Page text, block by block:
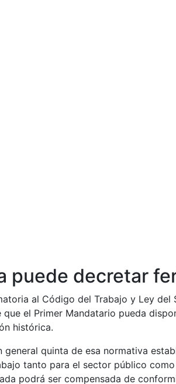
puede decretar
al Código del Trabajo y Ley
que el Primer Mandatario pueda
histórica.
general quinta de esa normativa
tanto para el sector público
podrá ser compensada de